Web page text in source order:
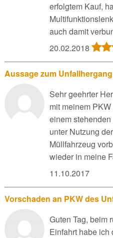
erfolgtem Kauf,
auch damit
20.02.2018
Aussage zum
Sehr geehrter
mit meinem
einem
unter Nutzung
Müllfahrzeug
wieder in meine
11.10.2017
Vorschaden an PKW des
Guten Tag, beim
Einfahrt habe ich